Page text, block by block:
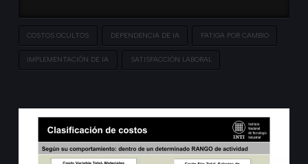
COSTOS OCULTOS DEPENDENCIA DE IA FATIGA POR CAMBIO
IMPLEMENTACIÓN DE IA SATISFACCIÓN LABORAL